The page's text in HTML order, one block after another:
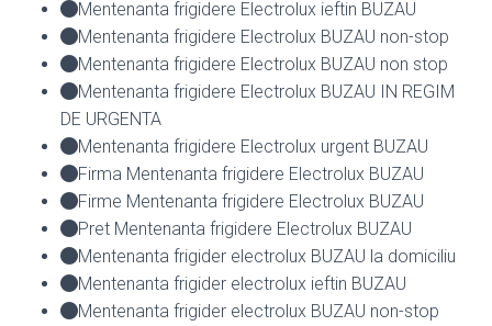
Mentenanta frigidere Electrolux ieftin BUZAU
Mentenanta frigidere Electrolux BUZAU non-stop
Mentenanta frigidere Electrolux BUZAU non stop
Mentenanta frigidere Electrolux BUZAU IN REGIM
DE URGENTA
Mentenanta frigidere Electrolux urgent BUZAU
Firma Mentenanta frigidere Electrolux BUZAU
Firme Mentenanta frigidere Electrolux BUZAU
Pret Mentenanta frigidere Electrolux BUZAU
Mentenanta frigider electrolux BUZAU la domiciliu
Mentenanta frigider electrolux ieftin BUZAU
Mentenanta frigider electrolux BUZAU non-stop